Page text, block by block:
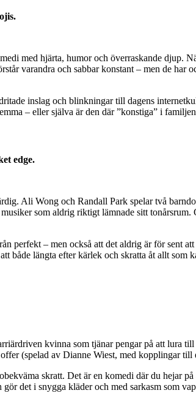
med hjärta, humor och överraskande djup.
varandra och sabbar konstant – men de har
inslag och blinkningar till dagens
– eller själva är den där ”konstiga” i
edge.
Ali Wong och Randall Park spelar två
som aldrig riktigt lämnade sitt
perfekt – men också att det aldrig är för sent
både längta efter kärlek och skratta åt allt som
kvinna som tjänar pengar på att lura
(spelad av Dianne Wiest, med kopplingar
skratt. Det är en komedi där du hejar
det i snygga kläder och med sarkasm som